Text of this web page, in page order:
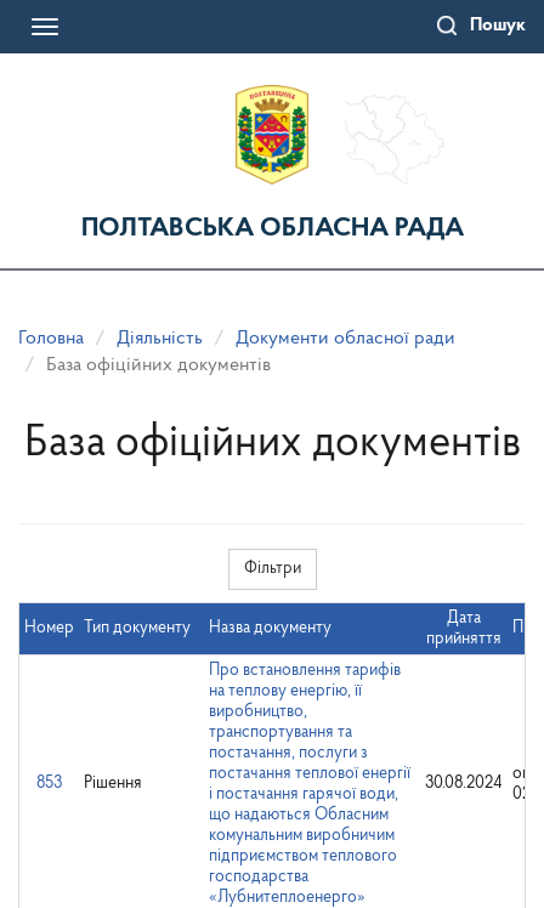
Пошук
Toggle
ПОЛТАВСЬКА ОБЛАСНА РАДА
Головна Діяльність
Документи обласної ради
База офіційних документів
База офіційних документів
Фільтри
Номер Тип документу Назва документу
Дата
прийняття
853 Рішення
Про встановлення тарифів
на теплову енергію, її
виробництво,
транспортування та
постачання, послуги з
постачання теплової енергії
і постачання гарячої води,
що надаються Обласним
комунальним виробничим
підприємством теплового
господарства
«Лубнитеплоенерго»
30.08.2024